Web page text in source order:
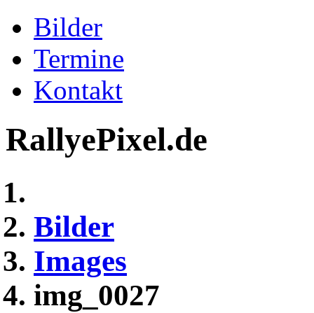
Bilder
Termine
Kontakt
RallyePixel.de
Bilder
Images
img_0027